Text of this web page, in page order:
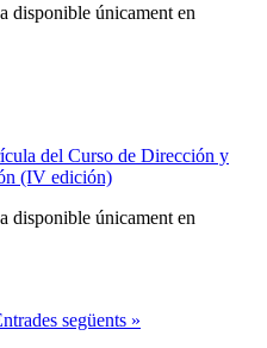
disponible únicament en
del Curso de Dirección y
(IV edición)
disponible únicament en
següents »